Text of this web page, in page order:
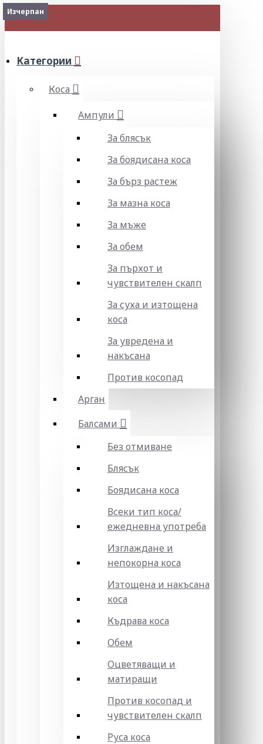
МЕНЮ
Категории
Коса
Ампули
За блясък
За боядисана коса
За бърз растеж
За мазна коса
За мъже
За обем
За пърхот и
чувствителен скалп
За суха и изтощена
коса
За увредена и
накъсана
Против косопад
Арган
Балсами
Без отмиване
Блясък
Боядисана коса
Всеки тип коса/
ежедневна употреба
Изглаждане и
непокорна коса
Изтощена и накъсана
коса
Къдрава коса
Обем
Оцветяващи и
матиращи
Против косопад и
чувствителен скалп
Руса коса
Изчерпан
Изчерпан